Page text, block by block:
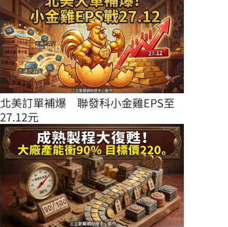
北美訂單補爆　聯發科小金雞EPS至
27.12元